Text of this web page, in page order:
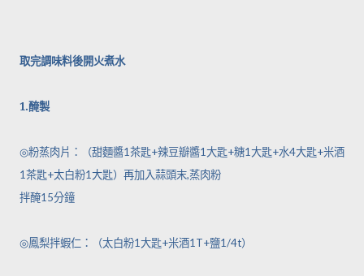
取完調味料後開火煮水
1.醃製
◎粉蒸肉片：（甜麵醬1茶匙+辣豆瓣醬1大匙+糖1大匙+水4大匙+米酒
1茶匙+太白粉1大匙）再加入蒜頭末,蒸肉粉
拌醃15分鐘
◎鳳梨拌蝦仁：（太白粉1大匙+米酒1T+鹽1/4t）